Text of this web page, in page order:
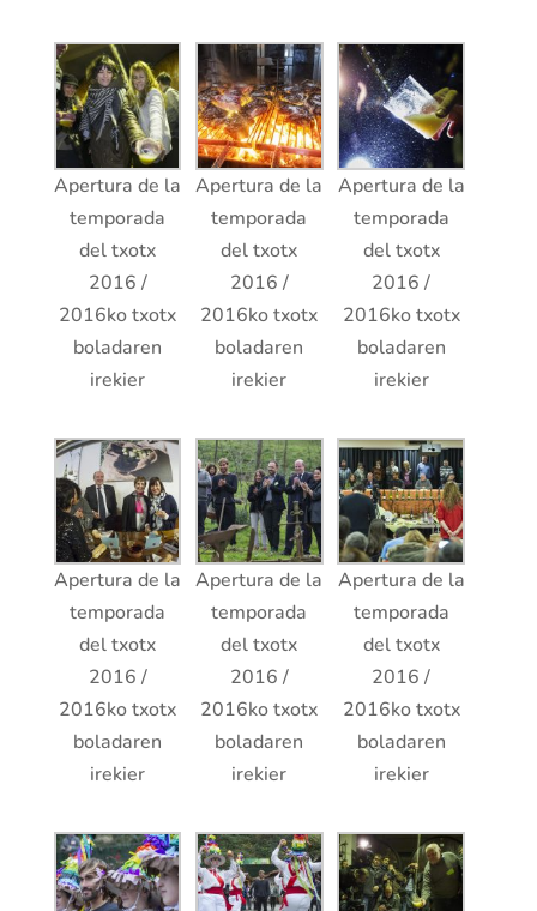
Apertura de la
temporada
del txotx
2016 /
2016ko txotx
boladaren
irekier
Apertura de la
temporada
del txotx
2016 /
2016ko txotx
boladaren
irekier
Apertura de la
temporada
del txotx
2016 /
2016ko txotx
boladaren
irekier
Apertura de la
temporada
del txotx
2016 /
2016ko txotx
boladaren
irekier
Apertura de la
temporada
del txotx
2016 /
2016ko txotx
boladaren
irekier
Apertura de la
temporada
del txotx
2016 /
2016ko txotx
boladaren
irekier